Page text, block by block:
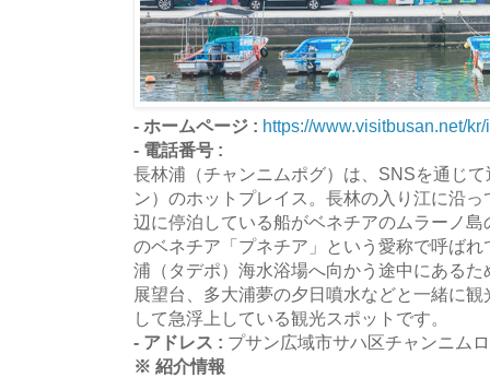
- ホームページ : https://www.visitbusan.net/
- 電話番号 :
長林浦（チャンニムポグ）は、SNSを通じ
ン）のホットプレイス。長林の入り江に沿
辺に停泊している船がベネチアのムラーノ
のベネチア「プネチア」という愛称で呼ば
浦（タデポ）海水浴場へ向かう途中にある
展望台、多大浦夢の夕日噴水などと一緒に
して急浮上している観光スポットです。
- アドレス : プサン広域市サハ区チャンニム
※ 紹介情報